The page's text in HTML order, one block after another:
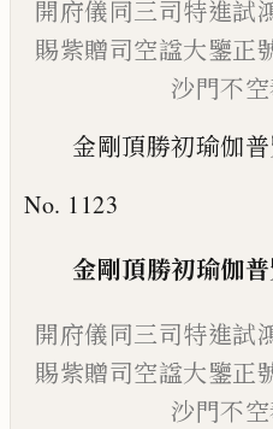
開府儀同三司特進試
賜紫贈司空諡大鑒正
沙門不
金剛頂勝初瑜伽
No. 1123
金剛頂勝初瑜伽
開府儀同三司特進試
賜紫贈司空諡大鑒正
沙門不